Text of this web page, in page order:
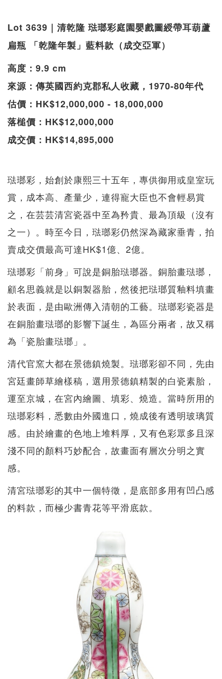
Lot 3639｜清乾隆 琺瑯彩庭園嬰戲圖綬帶耳葫蘆
扁瓶 「乾隆年製」藍料款（成交亞軍）
高度：9.9 cm
來源：傳英國西約克郡私人收藏，1970-80年代
估價：HK$12,000,000 - 18,000,000
落槌價：HK$12,000,000
成交價：HK$14,895,000
琺瑯彩，始創於康熙三十五年，專供御用或皇室玩
賞，成本高、產量少，連得寵大臣也不會輕易賞
之，在芸芸清宮瓷器中至為矜貴、最為頂級（沒有
之一）。時至今日，琺瑯彩仍然深為藏家垂青，拍
賣成交價最高可達HK$1億、2億。
琺瑯彩「前身」可說是銅胎琺瑯器。銅胎畫琺瑯，
顧名思義就是以銅製器胎，然後把琺瑯質釉料填畫
於表面，是由歐洲傳入清朝的工藝。琺瑯彩瓷器是
在銅胎畫琺瑯的影響下誕生，為區分兩者，故又稱
為「瓷胎畫琺瑯」。
清代官窯大都在景德鎮燒製。琺瑯彩卻不同，先由
宮廷畫師草繪樣稿，選用景德鎮精製的白瓷素胎，
運至京城，在宮內繪圖、填彩、燒造。當時所用的
琺瑯彩料，悉數由外國進口，燒成後有透明玻璃質
感。由於繪畫的色地上堆料厚，又有色彩眾多且深
淺不同的顏料巧妙配合，故畫面有層次分明之實
感。
清宮琺瑯彩的其中一個特徵，是底部多用有凹凸感
的料款，而極少書青花等平滑底款。